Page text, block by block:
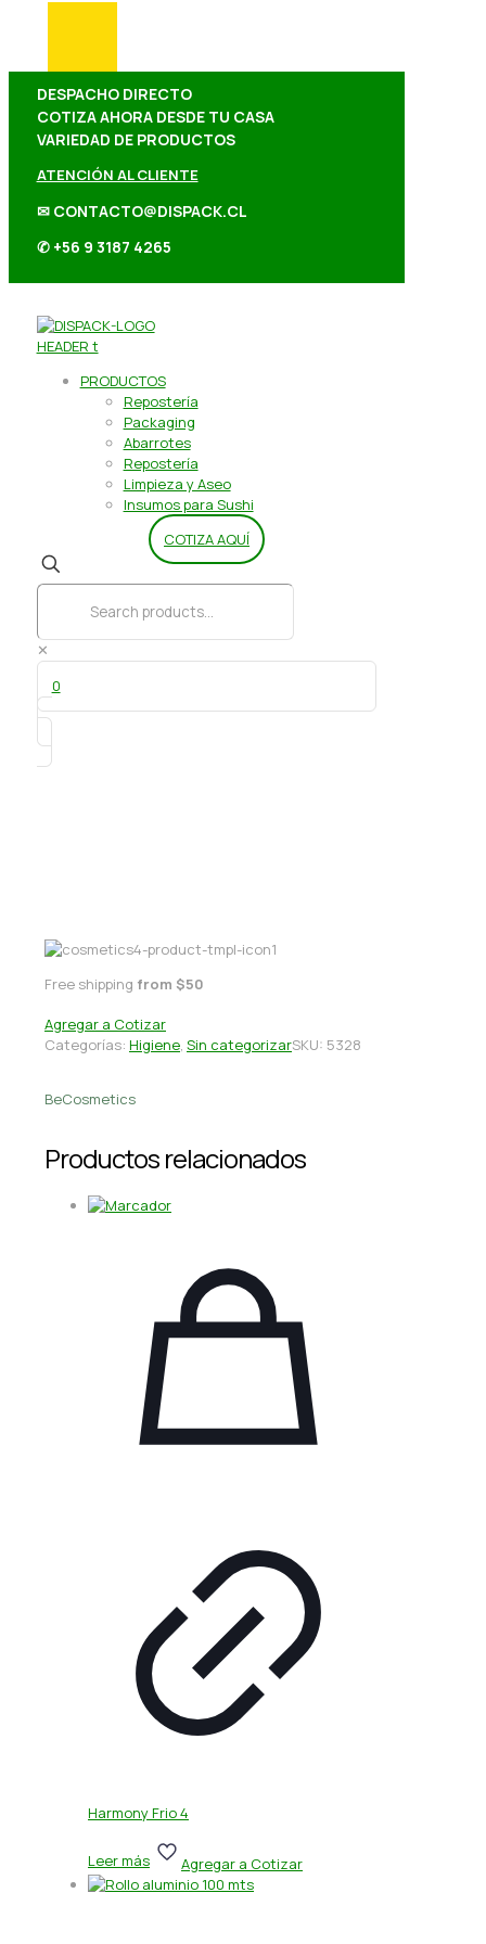
DESPACHO DIRECTO
COTIZA AHORA DESDE TU CASA
VARIEDAD DE PRODUCTOS
ATENCIÓN AL CLIENTE
✉ CONTACTO@DISPACK.CL
✆ +56 9 3187 4265
PRODUCTOS
Repostería
Packaging
Abarrotes
Repostería
Limpieza y Aseo
Insumos para Sushi
COTIZA AQUÍ
✕
0
Free shipping from $50
Agregar a Cotizar
Categorías: Higiene, Sin categorizarSKU: 5328
BeCosmetics
Productos relacionados
Harmony Frio 4
Leer más Agregar a Cotizar